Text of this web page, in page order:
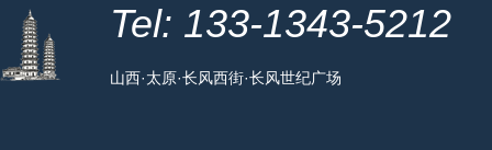
Tel: 133-1343-5212
山西·太原·长风西街·长风世纪广场